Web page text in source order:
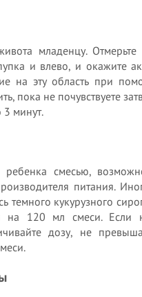
младенцу. Отмерьте
и влево, и окажите
на эту область при
пока не почувствуете
3 минут.
смесью,
питания.
темного кукурузного
120 мл смеси. Если
дозу, не